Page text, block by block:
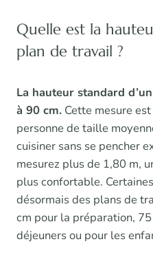
Quelle est la
plan de travail ?
La hauteur standard
à 90 cm. Cette mesure
personne de taille
cuisiner sans se pencher
mesurez plus de 1,80 m,
plus confortable.
désormais des plans de
cm pour la préparation,
déjeuners ou pour les